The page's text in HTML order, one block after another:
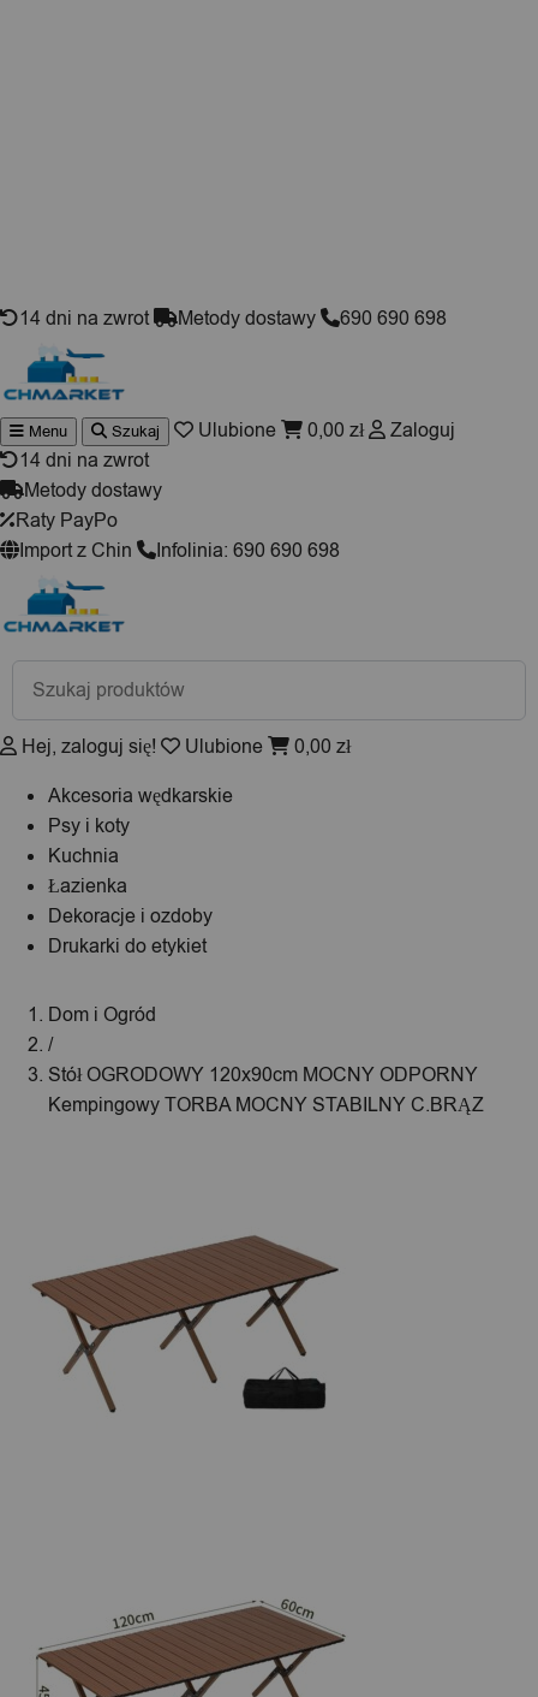
14 dni na zwrot Metody dostawy 690 690 698
Wyszukiwarka
produktów
Menu Szukaj Ulubione 0,00 zł
Zaloguj
14 dni na zwrot
Metody dostawy
Raty PayPo
Import z Chin
Infolinia: 690 690 698
Wyszukiwarka
produktów
Hej, zaloguj się! Ulubione 0,00 zł
Akcesoria wędkarskie
Psy i koty
Kuchnia
Łazienka
Dekoracje i ozdoby
Drukarki do etykiet
Dom i Ogród
/
Stół OGRODOWY 120x90cm MOCNY ODPORNY
Kempingowy TORBA MOCNY STABILNY C.BRĄZ